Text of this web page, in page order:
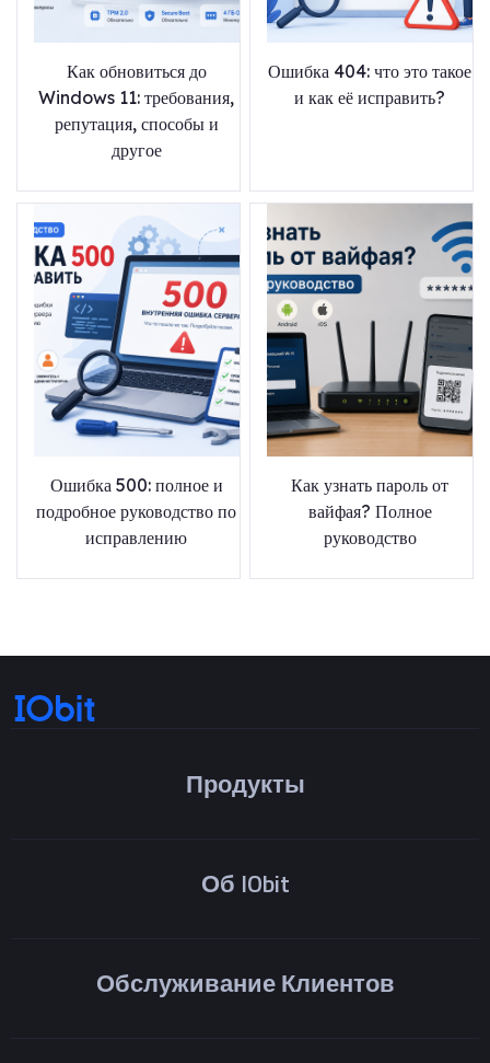
Как обновиться до
Windows 11: требования,
репутация, способы и
другое
Ошибка 404: что это такое
и как её исправить?
Ошибка 500: полное и
подробное руководство по
исправлению
Как узнать пароль от
вайфая? Полное
руководство
Продукты
Об IObit
Обслуживание Клиентов